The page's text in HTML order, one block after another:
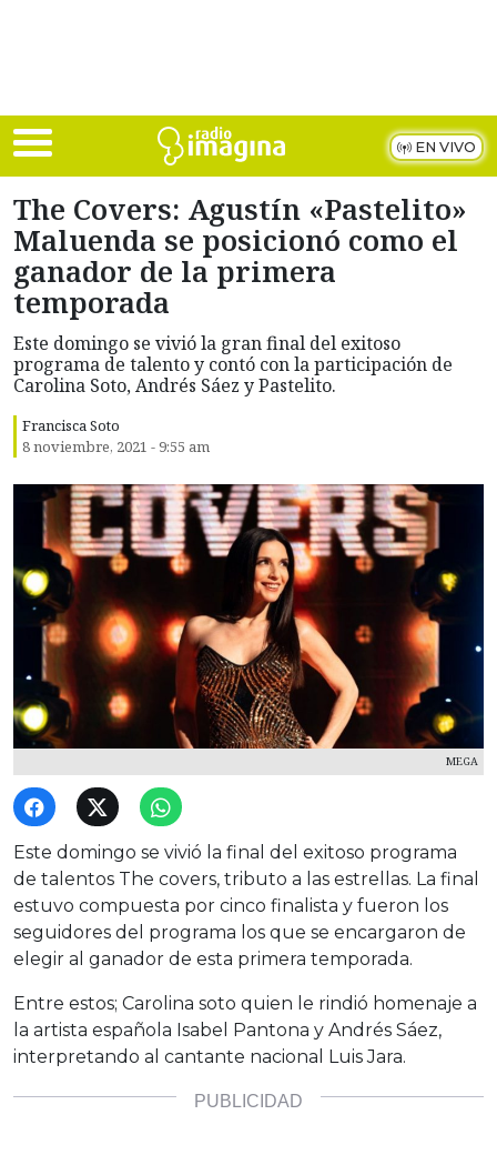
EN VIVO
The Covers: Agustín «Pastelito»
Maluenda se posicionó como el
ganador de la primera
temporada
Este domingo se vivió la gran final del exitoso
programa de talento y contó con la participación de
Carolina Soto, Andrés Sáez y Pastelito.
Francisca Soto
8 noviembre, 2021 - 9:55 am
MEGA
Este domingo se vivió la final del exitoso programa
de talentos The covers, tributo a las estrellas. La final
estuvo compuesta por cinco finalista y fueron los
seguidores del programa los que se encargaron de
elegir al ganador de esta primera temporada.
Entre estos; Carolina soto quien le rindió homenaje a
la artista española Isabel Pantona y Andrés Sáez,
interpretando al cantante nacional Luis Jara.